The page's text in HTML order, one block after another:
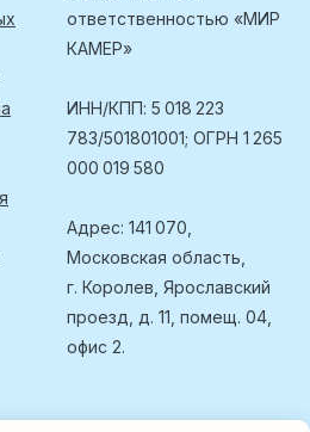
ответственностью «МИР
КАМЕР»
ИНН/КПП: 5 018 223
783/501801001; ОГРН 1 265
000 019 580
Адрес: 141 070,
Московская область,
г. Королев, Ярославский
проезд, д. 11, помещ. 04,
офис 2.